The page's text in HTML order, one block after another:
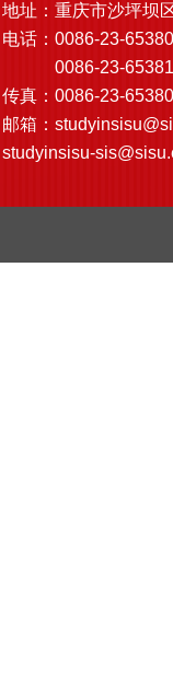
地址：重庆市沙坪坝
电话：0086-23-
0086-23-
传真：0086-23-
邮箱：
studyinsisu-